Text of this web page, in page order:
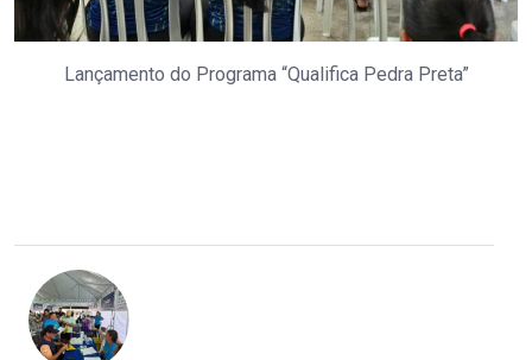
Lançamento do Programa “Qualifica Pedra Preta”